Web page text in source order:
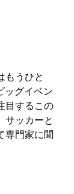
もうひと
ッグイベン
目するこの
サッカーと
専門家に聞